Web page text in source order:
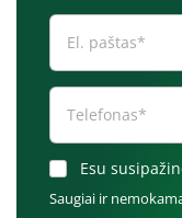
Esu
Saugiai ir